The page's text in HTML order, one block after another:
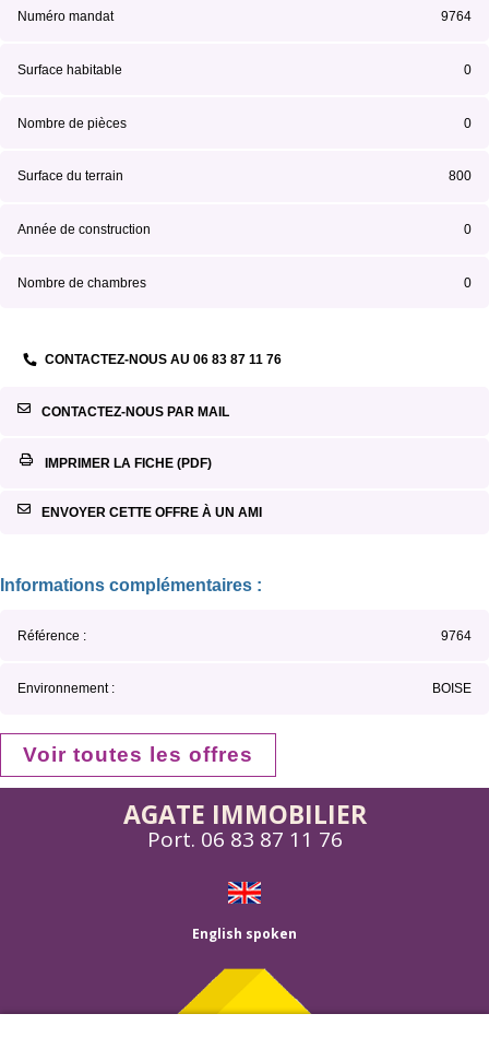
Numéro mandat 9764
Surface habitable 0
Nombre de pièces 0
Surface du terrain 800
Année de construction 0
Nombre de chambres 0
CONTACTEZ-NOUS AU 06 83 87 11 76
CONTACTEZ-NOUS PAR MAIL
IMPRIMER LA FICHE (PDF)
ENVOYER CETTE OFFRE À UN AMI
Informations complémentaires :
Référence : 9764
Environnement : BOISE
Voir toutes les offres
AGATE IMMOBILIER
Port. 06 83 87 11 76
English spoken